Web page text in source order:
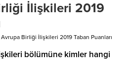
İlişkileri 2019
Avrupa Birliği İlişkileri 2019 Taban Puanları
bölümüne kimler hangi